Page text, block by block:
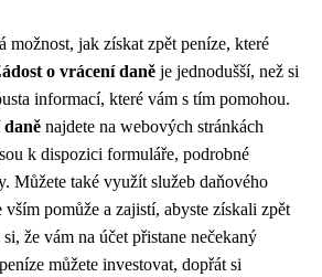
možnost, jak získat zpět peníze, které
o vrácení daně je jednodušší, než si
informací, které vám s tím pomohou.
najdete na webových stránkách
k dispozici formuláře, podrobné
Můžete také využít služeb daňového
vším pomůže a zajistí, abyste získali zpět
že vám na účet přistane nečekaný
můžete investovat, dopřát si